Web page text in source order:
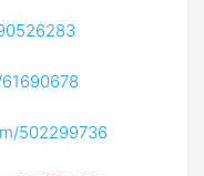
502299736